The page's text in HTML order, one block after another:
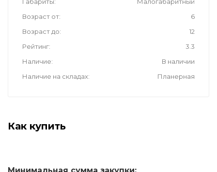
Габариты
Малогабаритный
Возраст от
6
Возраст до
12
Рейтинг
3.3
Наличие
В наличии
Наличие на складах
Планерная
Как купить